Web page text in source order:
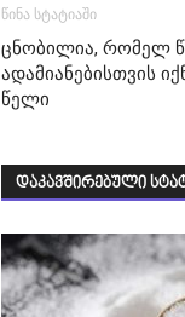
წინა სტატიაში
ცნობილია, რომელ
ადამიანებისთვის
წელი
დაკავშირებული